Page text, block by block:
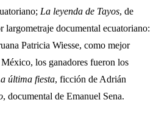
La leyenda de Tayos, de
largometraje documental ecuatoriano:
Patricia Wiesse, como mejor
los ganadores fueron los
última fiesta, ficción de Adrián
, documental de Emanuel Sena.